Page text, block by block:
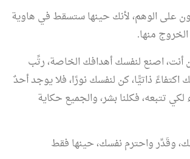
على الوهم، لأنك حينها ستسقط في هاوية
منها.
أنت، اصنع لنفسك أهدافك الخاصة، رتِّب
اكتفاءً ذاتيًّا، كن لنفسك نورًا، فلا يوجد أحدٌ
تتبعه، فكلنا بشر، والجميع حكاية
وقَدِّر واحترم نفسك، حينها فقط